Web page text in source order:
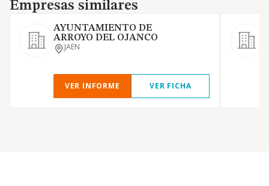
Empresas similares
AYUNTAMIENTO DE
ARROYO DEL OJANCO
JAEN
VER INFORME VER FICHA